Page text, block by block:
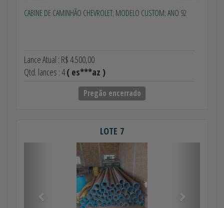
CABINE DE CAMINHÃO CHEVROLET; MODELO CUSTOM; ANO 92
Lance Atual : R$ 4.500,00
Qtd. lances : 4( es***az )
Pregão encerrado
LOTE 7